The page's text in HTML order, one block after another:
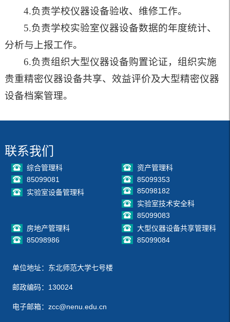
4.负责学校仪器设备验收、维修工作。
5.负责学校实验室仪器设备数据的年度统计、
分析与上报工作。
6.负责组织大型仪器设备购置论证，组织实施
贵重精密仪器设备共享、效益评价及大型精密仪器
设备档案管理。
联系我们
综合管理科
85099081
资产管理科
85099353
实验室设备管理科
85098182
实验室技术安全科
85099083
房地产管理科
85098986
大型仪器设备共享管理科
85099084
单位地址：东北师范大学七号楼
邮政编码：130024
电子邮箱：zcc@nenu.edu.cn